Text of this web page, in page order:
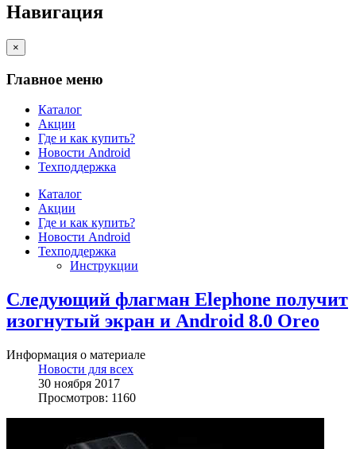
Навигация
×
Главное меню
Каталог
Акции
Где и как купить?
Новости Android
Техподдержка
Каталог
Акции
Где и как купить?
Новости Android
Техподдержка
Инструкции
Следующий флагман Elephone получит
изогнутый экран и Android 8.0 Oreo
Информация о материале
Новости для всех
30 ноября 2017
Просмотров: 1160